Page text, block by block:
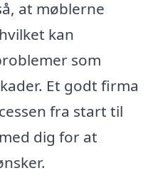
at møblerne
kan
som
Et godt firma
fra start til
dig for at